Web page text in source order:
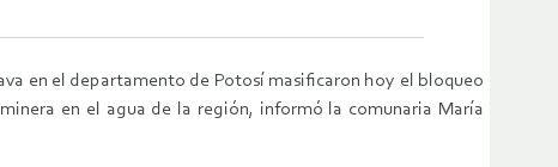
en el departamento de Potosí masificaron hoy el bloqueo
en el agua de la región, informó la comunaria María